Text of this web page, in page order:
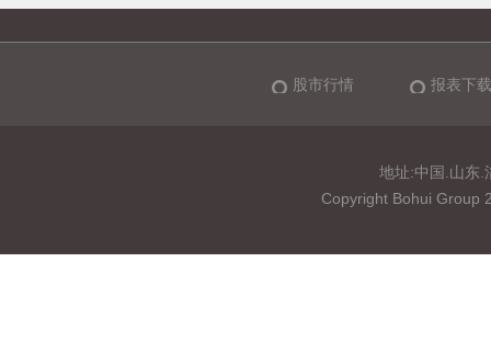
股市行情 报表下载
地址:中国.山东
Copyright Bohui Group